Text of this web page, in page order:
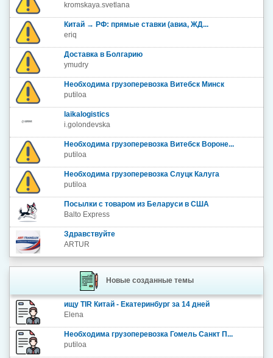
kromskaya.svetlana
Китай → РФ: прямые ставки (авиа, ЖД...
eriq
Доставка в Болгарию
ymudry
Необходима грузоперевозка Витебск Минск
putiloa
laikalogistics
i.golondevska
Необходима грузоперевозка Витебск Вороне...
putiloa
Необходима грузоперевозка Слуцк Калуга
putiloa
Посылки с товаром из Беларуси в США
Balto Express
Здравствуйте
ARTUR
Новые созданные темы
ищу TIR Китай - Екатеринбург за 14 дней
Elena
Необходима грузоперевозка Гомель Санкт П...
putiloa